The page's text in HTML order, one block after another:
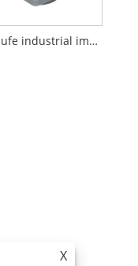
Enchufe industrial impermeable IP44 macho hembra
X